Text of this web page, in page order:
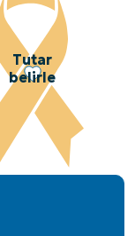
Tutar
belirle